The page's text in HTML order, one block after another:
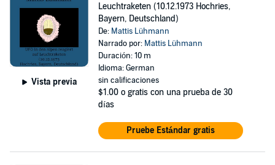
Vista previa
Leuchtraketen (10.12.1973 Hochries,
Bayern, Deutschland)
De: Mattis Lühmann
Narrado por: Mattis Lühmann
Duración: 10 m
Idioma: German
sin calificaciones
$1.00 o gratis con una prueba de 30
días
Pruebe Estándar gratis